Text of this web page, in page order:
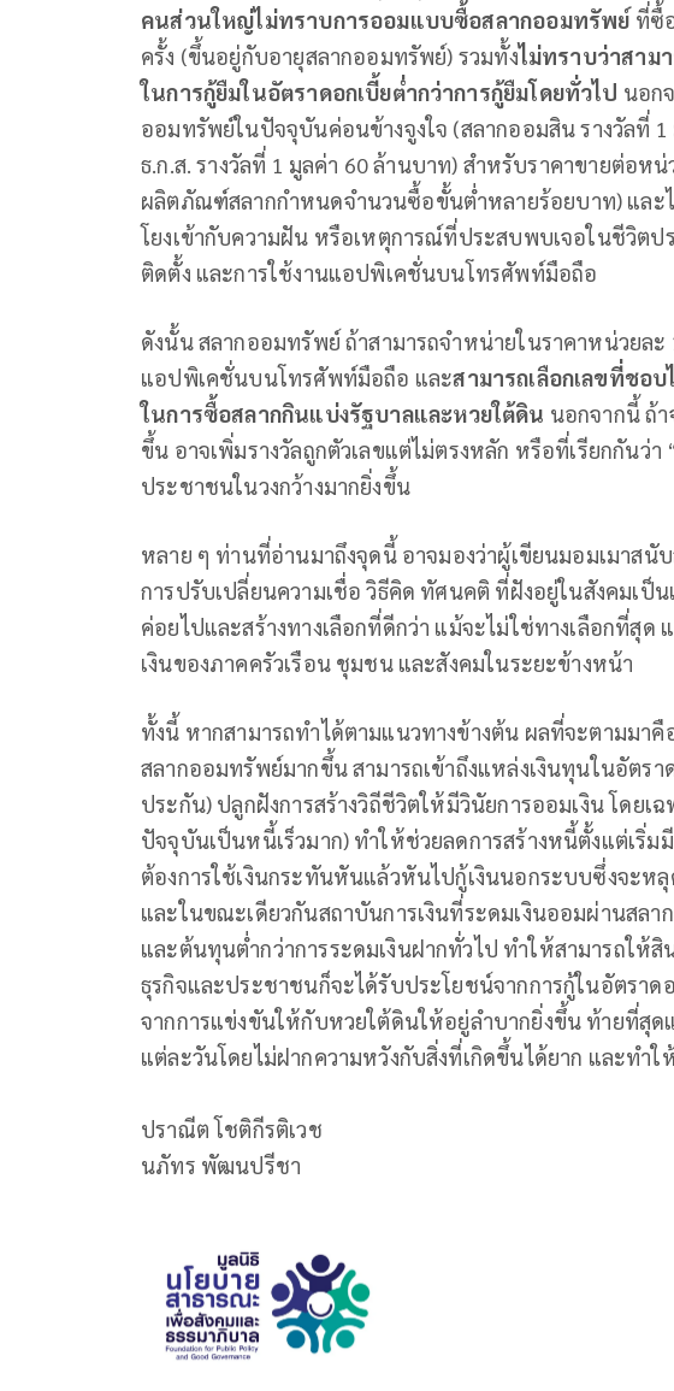
คนส่วนใหญ่ไม่ทราบการออมแบบซื้อสลากออมทรัพย์ ที่ซื้
ครั้ง (ขึ้นอยู่กับอายุสลากออมทรัพย์) รวมทั้งไม่ทราบว่าสาม
ในการกู้ยืมในอัตราดอกเบี้ยต่ำกว่าการกู้ยืมโดยทั่วไป นอก
ออมทรัพย์ในปัจจุบันค่อนข้างจูงใจ (สลากออมสิน รางวัลที่ 1
ธ.ก.ส. รางวัลที่ 1 มูลค่า 60 ล้านบาท) สำหรับราคาขายต่อห
ผลิตภัณฑ์สลากกำหนดจำนวนซื้อขั้นต่ำหลายร้อยบาท) และไ
โยงเข้ากับความฝัน หรือเหตุการณ์ที่ประสบพบเจอในชีวิตป
ติดตั้ง และการใช้งานแอปพิเคชั่นบนโทรศัพท์มือถือ
ดังนั้น สลากออมทรัพย์ ถ้าสามารถจำหน่ายในราคาหน่วยล
แอปพิเคชั่นบนโทรศัพท์มือถือ และสามารถเลือกเลขที่ชอบ
ในการซื้อสลากกินแบ่งรัฐบาลและหวยใต้ดิน นอกจากนี้ ถ้
ขึ้น อาจเพิ่มรางวัลถูกตัวเลขแต่ไม่ตรงหลัก หรือที่เรียกกันว่
ประชาชนในวงกว้างมากยิ่งขึ้น
หลาย ๆ ท่านที่อ่านมาถึงจุดนี้ อาจมองว่าผู้เขียนมอมเมาส
การปรับเปลี่ยนความเชื่อ วิธีคิด ทัศนคติ ที่ฝังอยู่ในสังคมเป็
ค่อยไปและสร้างทางเลือกที่ดีกว่า แม้จะไม่ใช่ทางเลือกที่สุด
เงินของภาคครัวเรือน ชุมชน และสังคมในระยะข้างหน้า
ทั้งนี้ หากสามารถทำได้ตามแนวทางข้างต้น ผลที่จะตามมา
สลากออมทรัพย์มากขึ้น สามารถเข้าถึงแหล่งเงินทุนในอัตร
ประกัน) ปลูกฝังการสร้างวิถีชีวิตให้มีวินัยการออมเงิน โดยเ
ปัจจุบันเป็นหนี้เร็วมาก) ทำให้ช่วยลดการสร้างหนี้ตั้งแต่เริ่
ต้องการใช้เงินกระทันหันแล้วหันไปกู้เงินนอกระบบซึ่งจะห
และในขณะเดียวกันสถาบันการเงินที่ระดมเงินออมผ่านสล
และต้นทุนต่ำกว่าการระดมเงินฝากทั่วไป ทำให้สามารถให้
ธุรกิจและประชาชนก็จะได้รับประโยชน์จากการกู้ในอัตราด
จากการแข่งขันให้กับหวยใต้ดินให้อยู่ลำบากยิ่งขึ้น ท้ายที่สุ
แต่ละวันโดยไม่ฝากความหวังกับสิ่งที่เกิดขึ้นได้ยาก และทำ
ปราณีต โชติกีรติเวช
นภัทร พัฒนปรีชา